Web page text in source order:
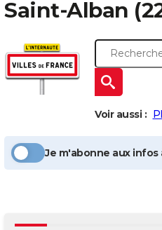
Saint-Alban
Voir aussi :
Je m'abonne aux infos